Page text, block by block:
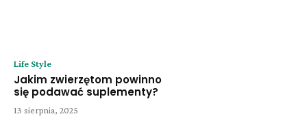
Life Style
Jakim zwierzętom powinno
się podawać suplementy?
13 sierpnia, 2025